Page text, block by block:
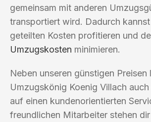
gemeinsam mit anderen
transportiert wird. Dadurch
geteilten Kosten profitieren und
Umzugskosten minimieren.
Neben unseren günstigen Preisen
Umzugskönig Koenig Villach
auf einen kundenorientierten
freundlichen Mitarbeiter stehen